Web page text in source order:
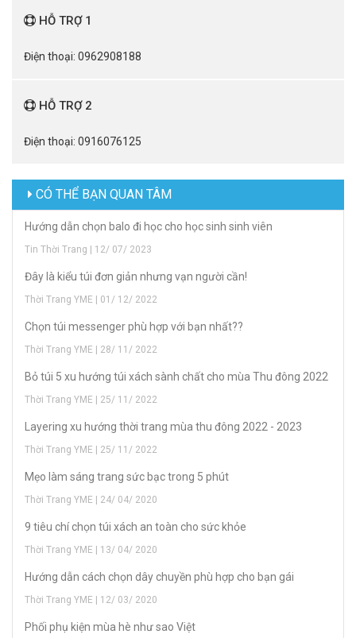
HỖ TRỢ 1
Điện thoại: 0962908188
HỖ TRỢ 2
Điện thoại: 0916076125
CÓ THỂ BẠN QUAN TÂM
Hướng dẫn chọn balo đi học cho học sinh sinh viên
Tin Thời Trang | 12/ 07/ 2023
Đây là kiểu túi đơn giản nhưng vạn người cần!
Thời Trang YME | 01/ 12/ 2022
Chọn túi messenger phù hợp với bạn nhất??
Thời Trang YME | 28/ 11/ 2022
Bỏ túi 5 xu hướng túi xách sành chất cho mùa Thu đông 2022
Thời Trang YME | 25/ 11/ 2022
Layering xu hướng thời trang mùa thu đông 2022 - 2023
Thời Trang YME | 25/ 11/ 2022
Mẹo làm sáng trang sức bạc trong 5 phút
Thời Trang YME | 24/ 04/ 2020
9 tiêu chí chọn túi xách an toàn cho sức khỏe
Thời Trang YME | 13/ 04/ 2020
H­ướng dẫn cách chọn dây chuyền phù hợp cho bạn gái
Thời Trang YME | 12/ 03/ 2020
Phối phụ kiện mùa hè như sao Việt